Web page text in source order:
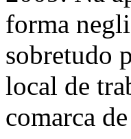
forma
sobretudo
local de
comarca